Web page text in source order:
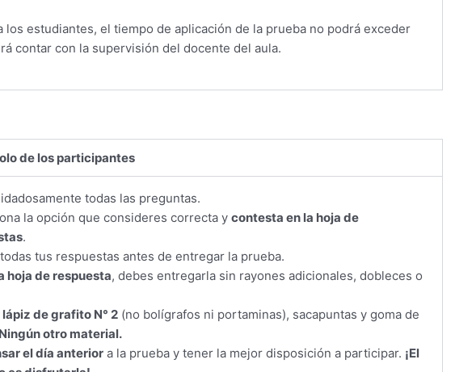
los estudiantes, el tiempo de aplicación de la prueba no podrá exceder
contar con la supervisión del docente del aula.
de los participantes
todas las preguntas.
la opción que consideres correcta y contesta en la hoja de
.
todas tus respuestas antes de entregar la prueba.
hoja de respuesta, debes entregarla sin rayones adicionales, dobleces o
de grafito N° 2 (no bolígrafos ni portaminas), sacapuntas y goma de
Ningún otro material.
el día anterior a la prueba y tener la mejor disposición a participar. ¡El